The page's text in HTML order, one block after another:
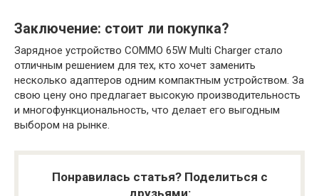
Заключение: стоит ли покупка?
Зарядное устройство COMMO 65W Multi Charger стало
отличным решением для тех, кто хочет заменить
несколько адаптеров одним компактным устройством. За
свою цену оно предлагает высокую производительность
и многофункциональность, что делает его выгодным
выбором на рынке.
Понравилась статья? Поделиться с
друзьями: